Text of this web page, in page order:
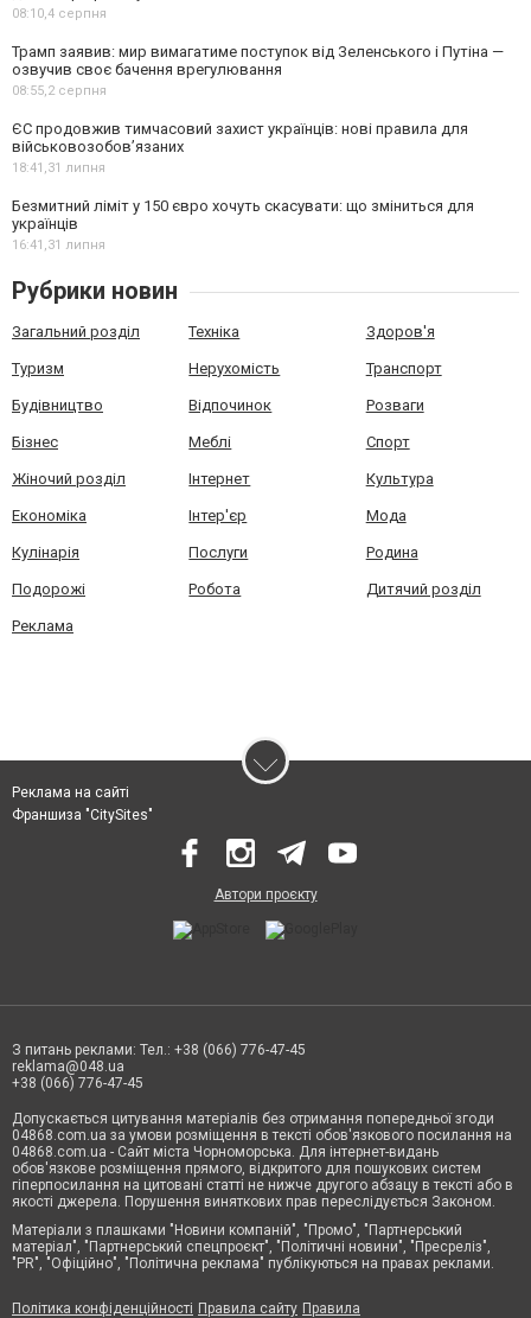
08:10,4 серпня
Трамп заявив: мир вимагатиме поступок від Зеленського і Путіна —
озвучив своє бачення врегулювання
08:55,2 серпня
ЄС продовжив тимчасовий захист українців: нові правила для
військовозобов’язаних
18:41,31 липня
Безмитний ліміт у 150 євро хочуть скасувати: що зміниться для
українців
16:41,31 липня
Рубрики новин
Загальний розділ Техніка Здоров'я
Туризм Нерухомість Транспорт
Будівництво Відпочинок Розваги
Бізнес Меблі Спорт
Жіночий розділ Інтернет Культура
Економіка Інтер'єр Мода
Кулінарія Послуги Родина
Подорожі Робота Дитячий розділ
Реклама
Реклама на сайті
Франшиза "CitySites"
Автори проєкту
З питань реклами: Тел.: +38 (066) 776-47-45
reklama@048.ua
+38 (066) 776-47-45
Допускається цитування матеріалів без отримання попередньої згоди
04868.com.ua за умови розміщення в тексті обов'язкового посилання на
04868.com.ua - Сайт міста Чорноморська. Для інтернет-видань
обов'язкове розміщення прямого, відкритого для пошукових систем
гіперпосилання на цитовані статті не нижче другого абзацу в тексті або в
якості джерела. Порушення виняткових прав переслідується Законом.
Матеріали з плашками "Новини компаній", "Промо", "Партнерський
матеріал", "Партнерський спецпроєкт", "Політичні новини", "Пресреліз",
"PR", "Офіційно", "Політична реклама" публікуються на правах реклами.
Політика конфіденційності Правила сайту Правила